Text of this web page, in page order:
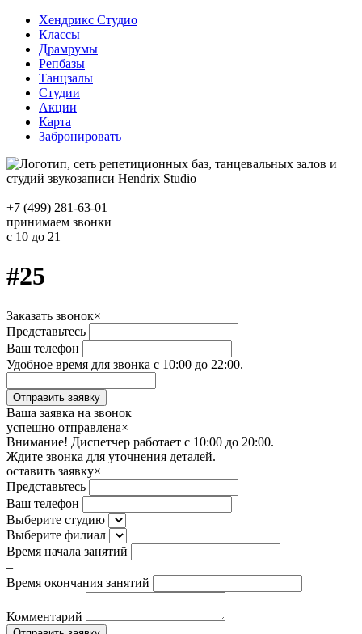
Хендрикс Студио
Классы
Драмрумы
Репбазы
Танцзалы
Студии
Акции
Карта
Забронировать
+7 (499) 281-63-01
принимаем звонки
с 10 до 21
#25
Заказать звонок×
Представьтесь
Ваш телефон
Удобное время для звонка с 10:00 до 22:00.
Ваша заявка на звонок
успешно отправлена×
Внимание! Диспетчер работает с 10:00 до 20:00.
Ждите звонка для уточнения деталей.
оставить заявку×
Представьтесь
Ваш телефон
Выберите студию
Выберите филиал
Время начала занятий
–
Время окончания занятий
Комментарий